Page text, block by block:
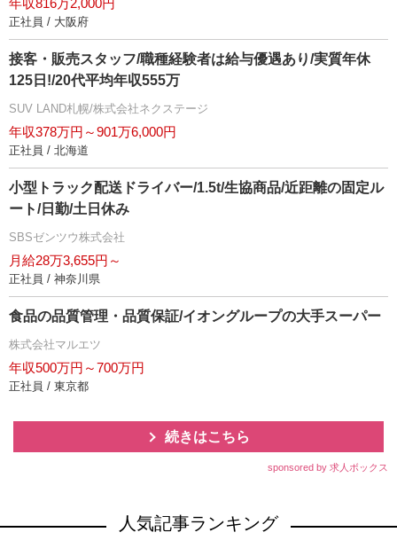
正社員 / 大阪府
接客・販売スタッフ/職種経験者は給与優遇あり/実質年休
125日!/20代平均年収555万
SUV LAND札幌/株式会社ネクステージ
年収378万円～901万6,000円
正社員 / 北海道
小型トラック配送ドライバー/1.5t/生協商品/近距離の固定ル
ート/日勤/土日休み
SBSゼンツウ株式会社
月給28万3,655円～
正社員 / 神奈川県
食品の品質管理・品質保証/イオングループの大手スーパー
株式会社マルエツ
年収500万円～700万円
正社員 / 東京都
続きはこちら
sponsored by 求人ボックス
人気記事ランキング